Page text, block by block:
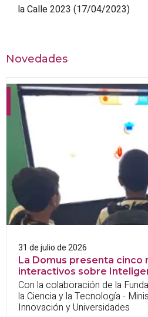
la Calle 2023 (17/04/2023)
Novedades
31 de julio de 2026
La Domus presenta cinco
interactivos sobre
Con la colaboración de la
la Ciencia y la Tecnología -
Innovación y Universidades